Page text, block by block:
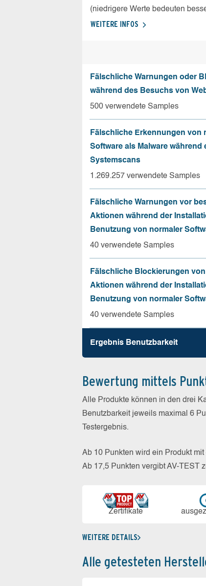
(niedrigere Werte bedeuten
WEITERE INFOS
Fälschliche Warnungen oder
während des Besuchs von
500 verwendete Samples
Fälschliche Erkennungen von
Software als Malware während
Systemscans
1.269.257 verwendete Samples
Fälschliche Warnungen vor
Aktionen während der
Benutzung von normaler
40 verwendete Samples
Fälschliche Blockierungen
Aktionen während der
Benutzung von normaler
40 verwendete Samples
Ergebnis Benutz­barkeit
Bewertung mittels
Alle Produkte können in den drei
Benutzbarkeit jeweils maximal 6
Testergebnis.
Ab 10 Punkten wird ein Produkt
Ab 17,5 Punkten vergibt AV-TEST
Zerti­fikate
WEITERE DETAILS
Alle getesteten